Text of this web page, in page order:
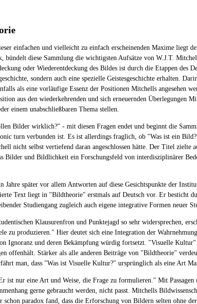
einfachen und vielleicht zu einfach erscheinenden Maxime
bündelt diese Sammlung die wichtigsten Aufsätze von W.J.T.
oder Wiederentdeckung des Bildes ist durch die Etappen
sondern auch eine spezielle Geistesgeschichte erhalten.
als eine vorläufige Essenz der Positionen Mitchells angesehen
aus den wiederkehrenden und sich erneuernden Überlegungen
einem unabschließbaren Thema stellen.
Bilder wirklich?" - mit diesen Fragen endet und beginnt die
turn verbunden ist. Es ist allerdings fraglich, ob "Was ist ein
nicht selbst vertiefend daran angeschlossen hätte. Der Titel
Bilder und Bildlichkeit ein Forschungsfeld von interdisziplinärer
Jahre später vor allem Antworten auf diese Gesichtspunkte der
Text liegt in "Bildtheorie" erstmals auf Deutsch vor. Er
Studiengang zugleich auch eigene integrative Formen neuer
Klausurenfron und Punktejagd so sehr widersprechen,
zu produzieren." Hier deutet sich eine Integration der
Ignoranz und deren Bekämpfung würdig fortsetzt. "Visuelle
offenhält. Stärker als alle anderen Beiträge von "Bildtheorie"
man, dass "Was ist Visuelle Kultur?" ursprünglich als eine Art
nur eine Art und Weise, die Frage zu formulieren." Mit
gerne gebraucht werden, nicht passt. Mitchells
schon paradox fand, dass die Erforschung von Bildern selten